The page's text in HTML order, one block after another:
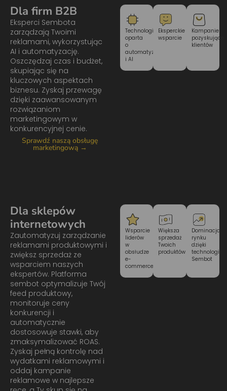
Technologia
oparta
o
automatyzację
i AI
Eksperckie
wsparcie
Kampanie
pozyskujące
klientów
Dla firm B2B
Eksperci Sembota
zarządzają Twoimi
reklamami, wykorzystując
AI i automatyzację.
Oszczędzaj czas i budżet,
skupiając się na
kluczowych aspektach
biznesu. Zyskaj przewagę
dzięki zaawansowanym
rozwiązaniom
marketingowym w
konkurencyjnej cenie.
Sprawdź naszą obsługę
marketingową →
Dla sklepów
internetowych
Zautomatyzuj zarządzanie
reklamami produktowymi i
zwiększ sprzedaż ze
wsparciem naszych
ekspertów. Platforma
sembot optymalizuje Twój
feed produktowy,
monitoruje ceny
konkurencji i
automatycznie
dostosowuje stawki, aby
zmaksymalizować ROAS.
Zyskaj pełną kontrolę nad
wydatkami reklamowymi i
oddaj kampanie
reklamowe w najlepsze
Wsparcie
liderów
w
obsłudze
e-
commerce
Większa
sprzedaż
Twoich
produktów
Dominacja
rynku
dzięki
technologii
Sembot